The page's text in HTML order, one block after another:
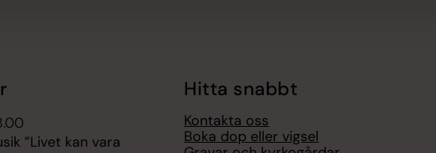
”Livet kan vara
Hitta snabbt
Kontakta oss
Boka dop eller vigsel